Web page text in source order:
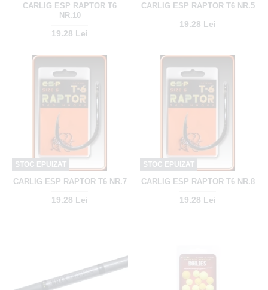
CARLIG ESP RAPTOR T6
NR.10
19.28 Lei
CARLIG ESP RAPTOR T6 NR.5
19.28 Lei
STOC EPUIZAT
CARLIG ESP RAPTOR T6 NR.7
19.28 Lei
STOC EPUIZAT
CARLIG ESP RAPTOR T6 NR.8
19.28 Lei